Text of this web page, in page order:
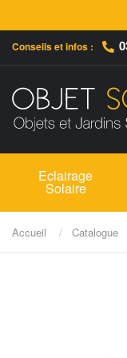
Conseils et infos :
Eclairage
Solaire
Accueil Catalogue